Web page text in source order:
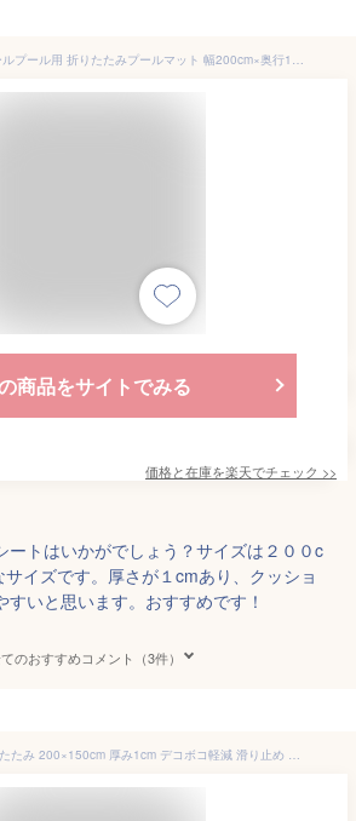
【楽天1位】ビニールプール用 折りたたみプールマット 幅200cm×奥行150cm×厚さ1cm 下敷きマット プール下マット デコボコ軽減 厚手 ケガ防止 滑り止め 安全 遮熱 クッション シート ビニールプール 家庭用プール 水遊び マット FIELDOOR 1年保証 ★[送料無料]
商品をサイトでみる
価格と在庫を楽天でチェック >>
ートはいかがでしょう？サイズは２００c
イズです。厚さが１cmあり、クッショ
すいと思います。おすすめです！
のおすすめコメント（3件）
プールマット 折りたたみ 200×150cm 厚み1cm デコボコ軽減 滑り止め クローズドセル お手入れ簡単 軽量 安全 厚手 ビニールプール アウトドア 水遊び プール レジャー プレイマット 多用途 クッション性【送料無料】